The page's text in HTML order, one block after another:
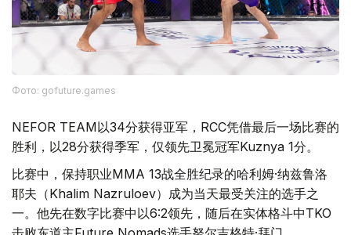
Фото: gofuture.games
NEFOR TEAM以34分获得亚军，RCC凭借最后一场比赛的
胜利，以28分获得季军，仅领先卫冕冠军Kuznya 1分。
比赛中，保持职业MMA 13战全胜纪录的哈利姆·纳兹鲁洛
耶夫（Khalim Nazruloev）成为当天最受关注的选手之
一。他先在数字比赛中以6:2领先，随后在实体格斗中TKO